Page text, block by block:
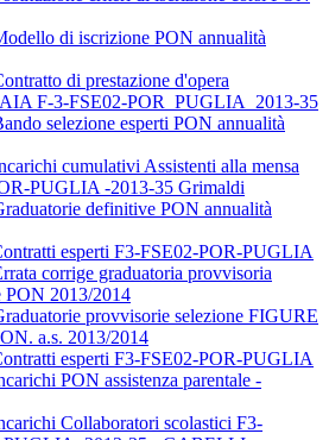
di iscrizione PON annualità
di prestazione d'opera
F-3-FSE02-POR_PUGLIA_2013-35
selezione esperti PON annualità
cumulativi Assistenti alla mensa
PUGLIA -2013-35 Grimaldi
definitive PON annualità
esperti F3-FSE02-POR-PUGLIA
corrige graduatoria provvisoria
PON 2013/2014
provvisorie selezione FIGURE
a.s. 2013/2014
esperti F3-FSE02-POR-PUGLIA
PON assistenza parentale -
Collaboratori scolastici F3-